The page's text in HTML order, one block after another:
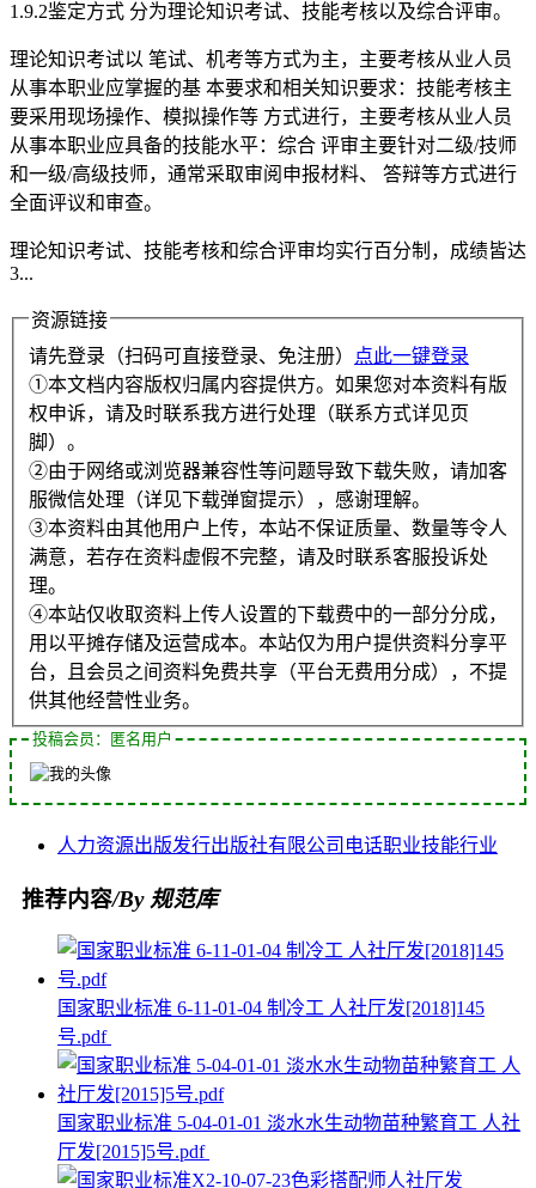
1.9.2鉴定方式 分为理论知识考试、技能考核以及综合评审。
理论知识考试以 笔试、机考等方式为主，主要考核从业人员
从事本职业应掌握的基 本要求和相关知识要求：技能考核主
要采用现场操作、模拟操作等 方式进行，主要考核从业人员
从事本职业应具备的技能水平：综合 评审主要针对二级/技师
和一级/高级技师，通常采取审阅申报材料、 答辩等方式进行
全面评议和审查。
理论知识考试、技能考核和综合评审均实行百分制，成绩皆达
3...
资源链接
请先登录（扫码可直接登录、免注册）
点此一键登录
①本文档内容版权归属内容提供方。如果您对本资料有版
权申诉，请及时联系我方进行处理（联系方式详见页
脚）。
②由于网络或浏览器兼容性等问题导致下载失败，请加客
服微信处理（详见下载弹窗提示），感谢理解。
③本资料由其他用户上传，本站不保证质量、数量等令人
满意，若存在资料虚假不完整，请及时联系客服投诉处
理。
④本站仅收取资料上传人设置的下载费中的一部分分成，
用以平摊存储及运营成本。本站仅为用户提供资料分享平
台，且会员之间资料免费共享（平台无费用分成），不提
供其他经营性业务。
投稿会员：匿名用户
人力资源出版发行出版社有限公司 电话职业技能行业
推荐内容/By 规范库
国家职业标准 6-11-01-04 制冷工 人社厅发[2018]145
号.pdf
国家职业标准 5-04-01-01 淡水水生动物苗种繁育工 人社
厅发[2015]5号.pdf